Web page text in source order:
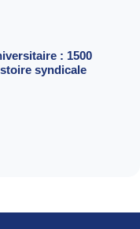
: 1500
syndicale